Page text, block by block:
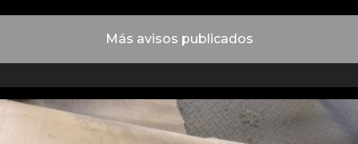
Más avisos publicados